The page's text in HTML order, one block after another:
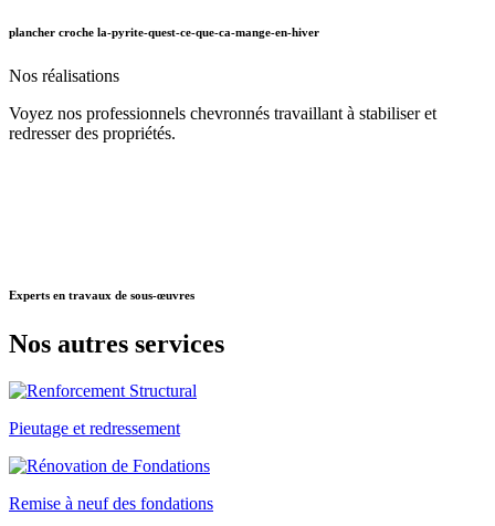
plancher croche la-pyrite-quest-ce-que-ca-mange-en-hiver
Nos réalisations
Voyez nos professionnels chevronnés travaillant à stabiliser et
redresser des propriétés.
Experts en travaux de sous-œuvres
Nos autres services
Pieutage et redressement
Remise à neuf des fondations